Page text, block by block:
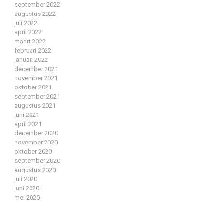
september 2022
augustus 2022
juli 2022
april 2022
maart 2022
februari 2022
januari 2022
december 2021
november 2021
oktober 2021
september 2021
augustus 2021
juni 2021
april 2021
december 2020
november 2020
oktober 2020
september 2020
augustus 2020
juli 2020
juni 2020
mei 2020